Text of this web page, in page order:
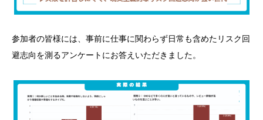
参加者の皆様には、事前に仕事に関わらず日常も含めたリスク回
避志向を測るアンケートにお答えいただきました。